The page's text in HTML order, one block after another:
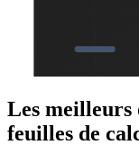
Les meilleurs
feuilles de